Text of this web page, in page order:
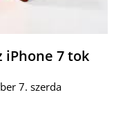
iPhone 7 tok
7. szerda